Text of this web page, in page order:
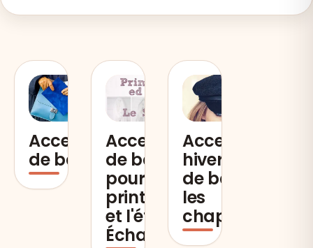
Accessoires
de base
Accessoires
de base
pour le
printemps
et l'été :
Écharpes
Accessoires
hivernaux
de base :
les
chapeaux